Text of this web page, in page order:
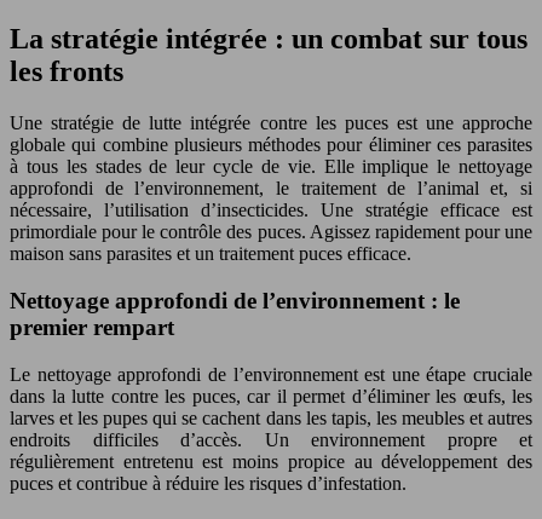
La stratégie intégrée : un combat sur tous
les fronts
Une stratégie de lutte intégrée contre les puces est une approche
globale qui combine plusieurs méthodes pour éliminer ces parasites
à tous les stades de leur cycle de vie. Elle implique le nettoyage
approfondi de l’environnement, le traitement de l’animal et, si
nécessaire, l’utilisation d’insecticides. Une stratégie efficace est
primordiale pour le contrôle des puces. Agissez rapidement pour une
maison sans parasites et un traitement puces efficace.
Nettoyage approfondi de l’environnement : le
premier rempart
Le nettoyage approfondi de l’environnement est une étape cruciale
dans la lutte contre les puces, car il permet d’éliminer les œufs, les
larves et les pupes qui se cachent dans les tapis, les meubles et autres
endroits difficiles d’accès. Un environnement propre et
régulièrement entretenu est moins propice au développement des
puces et contribue à réduire les risques d’infestation.